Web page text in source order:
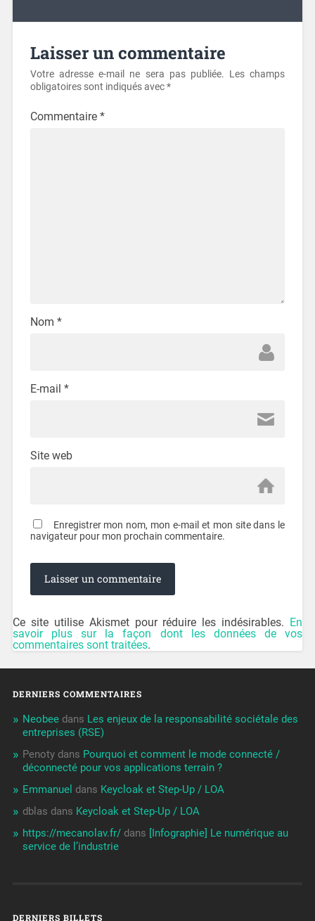
Laisser un commentaire
Votre adresse e-mail ne sera pas publiée. Les champs
obligatoires sont indiqués avec*
Commentaire *
Nom *
E-mail *
Site web
Enregistrer mon nom, mon e-mail et mon site dans le
navigateur pour mon prochain commentaire.
Ce site utilise Akismet pour réduire les indésirables. En
savoir plus sur la façon dont les données de vos
commentaires sont traitées.
DERNIERS COMMENTAIRES
Neobeedans Les enjeux de la responsabilité sociétale des
entreprises (RSE)
Penotydans Pourquoi et comment le mode connecté /
déconnecté pour vos applications terrain ?
Emmanuel dans Keycloak et Step-Up / LOA
dblas dans Keycloak et Step-Up / LOA
https://mecanolav.fr/dans [Infographie] Le numérique au
service de l’industrie
DERNIERS BILLETS